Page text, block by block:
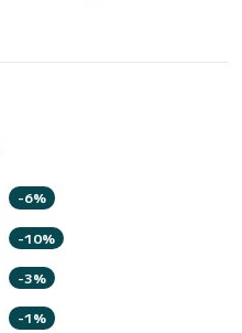
-6%
-10%
-3%
-1%